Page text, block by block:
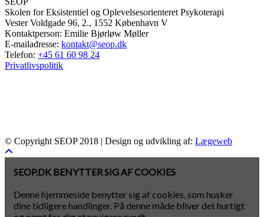
Skolen for Eksistentiel og Oplevelsesorienteret Psykoterapi
Vester Voldgade 96, 2., 1552 København V
Kontaktperson: Emilie Bjørløw Møller
E-mailadresse: kontakt@seop.dk
Telefon: +45 61 60 98 24
Privatlivspolitik
© Copyright SEOP 2018 | Design og udvikling af: Lægeweb
SEOP.DK BENYTTER SIG AF COOKIES
Denne hjemmeside benytter sig af cookies, som husker
dine tidligere handlinger. På denne måde bliver det hurtigt